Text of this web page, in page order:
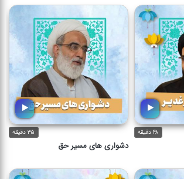
۴۸ دقیقه ۳۵ دقیقه
دشواری های مسیر حق